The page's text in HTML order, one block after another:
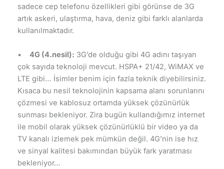
sadece cep telefonu özellikleri gibi görünse de 3G
artık askeri, ulaştırma, hava, deniz gibi farklı alanlarda
kullanılmaktadır.
• 4G (4.nesil): 3G’de olduğu gibi 4G adını taşıyan
çok sayıda teknoloji mevcut. HSPA+ 21/42, WiMAX ve
LTE gibi… İsimler benim için fazla teknik diyebilirsiniz.
Kısaca bu nesil teknolojinin kapsama alanı sorunlarını
çözmesi ve kablosuz ortamda yüksek çözünürlük
sunması bekleniyor. Zira bugün kullandığımız internet
ile mobil olarak yüksek çözünürlüklü bir video ya da
TV kanalı izlemek pek mümkün değil. 4G’nin ise hız
ve sinyal kalitesi bakımından büyük fark yaratması
bekleniyor…